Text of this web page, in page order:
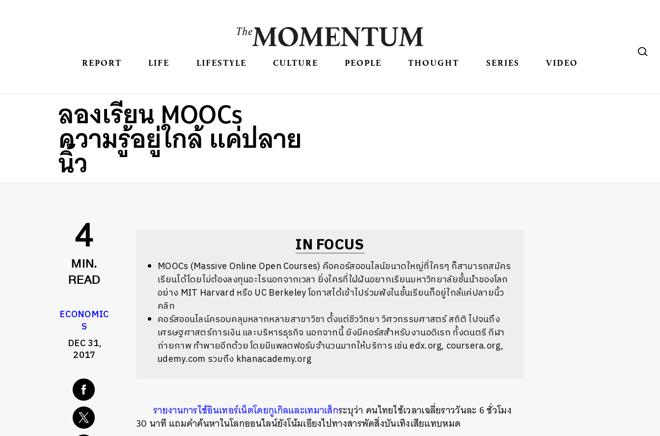
REPORT LIFE LIFESTYLE CULTURE PEOPLE THOUGHT SERIES VIDEO
ลองเรียน MOOCs
ความรู้อยู่ใกล้ แค่ปลาย
นิ้ว
4
MIN.
READ
ECONOMIC
S
DEC 31,
2017
IN FOCUS
MOOCs (Massive Online Open Courses) คือคอร์สออนไลน์ขนาดใหญ่ที่ใครๆ ก็สามารถสมัคร
เรียนได้โดยไม่ต้องลงทุนอะไรนอกจากเวลา ยิ่งใครที่ใฝ่ฝันอยากเรียนมหาวิทยาลัยชั้นนำของโลก
อย่าง MIT Harvard หรือ UC Berkeley โอกาสได้เข้าไปร่วมฟังในชั้นเรียนก็อยู่ใกล้แค่ปลายนิ้ว
คลิก
คอร์สออนไลน์ครอบคลุมหลากหลายสาขาวิชา ตั้งแต่ชีววิทยา วิศวกรรมศาสตร์ สถิติ ไปจนถึง
เศรษฐศาสตร์การเงิน และบริหารธุรกิจ นอกจากนี้ ยังมีคอร์สสำหรับงานอดิเรก ทั้งดนตรี กีฬา
ถ่ายภาพ ทำพายอีกด้วย โดยมีแพลตฟอร์มจำนวนมากให้บริการ เช่น edx.org, coursera.org,
udemy.com รวมถึง khanacademy.org
รายงานการใช้อินเทอร์เน็ตโดยกูเกิลและเทมาเส็กระบุว่า คนไทยใช้เวลาเฉลี่ยราววันละ 6 ชั่วโมง
30 นาที แถมคำค้นหาในโลกออนไลน์ยังโน้มเอียงไปทางสารพัดสิ่งบันเทิงเสียแทบหมด